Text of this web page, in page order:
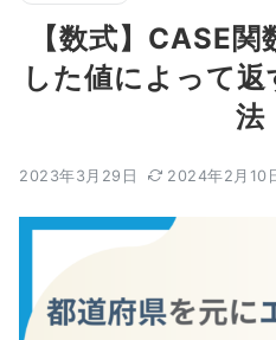
【数式】CASE
した値によって
法
2023年3月29日 2024年2月10